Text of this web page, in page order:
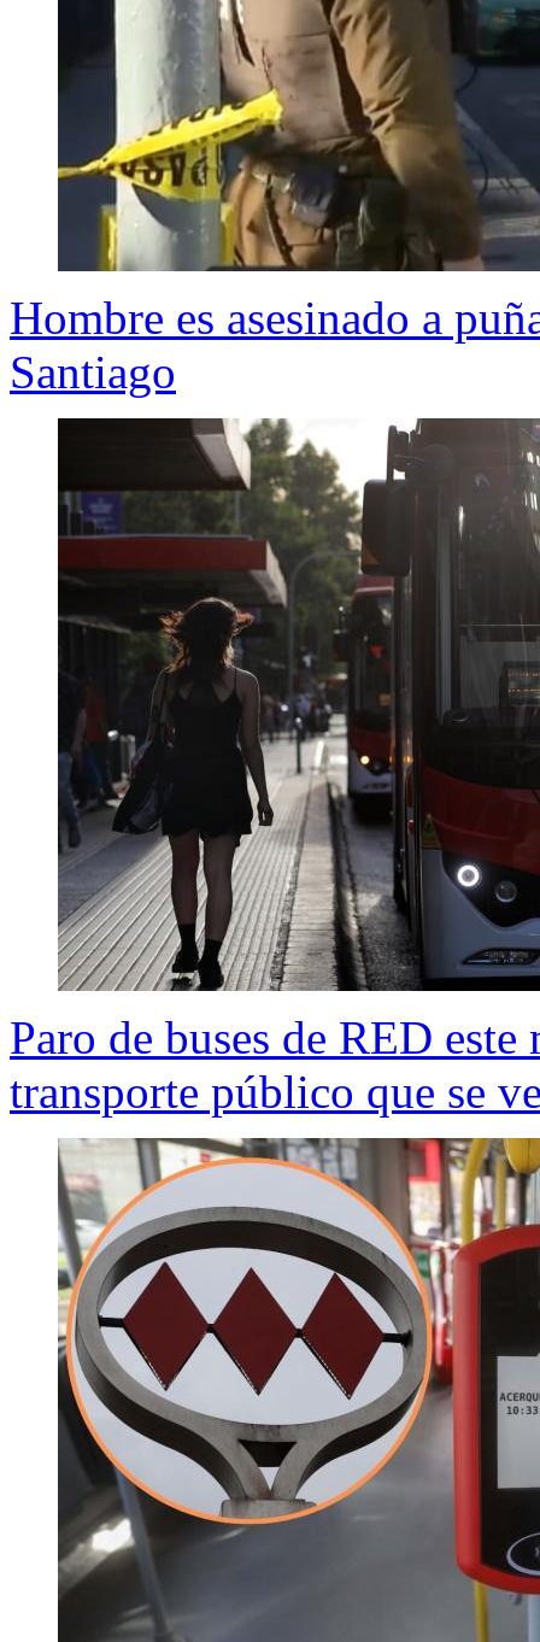
Hombre es asesinado a
Santiago
Paro de buses de RED
transporte público que se